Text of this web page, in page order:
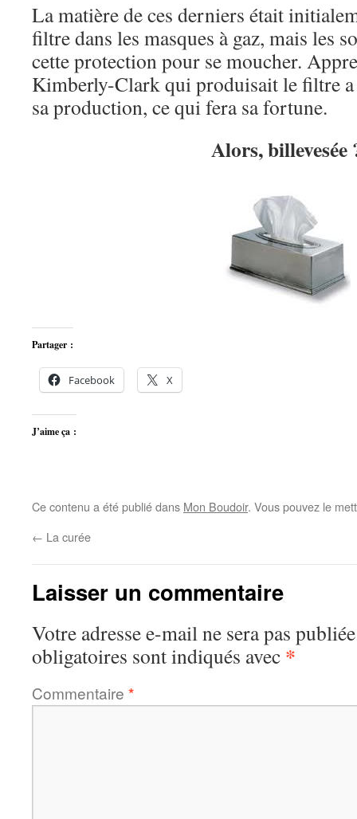
La matière de ces derniers était
filtre dans les masques à gaz, mais les
cette protection pour se moucher.
Kimberly-Clark qui produisait le filtre
sa production, ce qui fera sa fortune.
Alors, billevesée
Partager :
Facebook X
J’aime ça :
Ce contenu a été publié dans Mon Boudoir. Vous pouvez le
← La curée
Laisser un commentaire
Votre adresse e-mail ne sera pas
obligatoires sont indiqués avec *
Commentaire *